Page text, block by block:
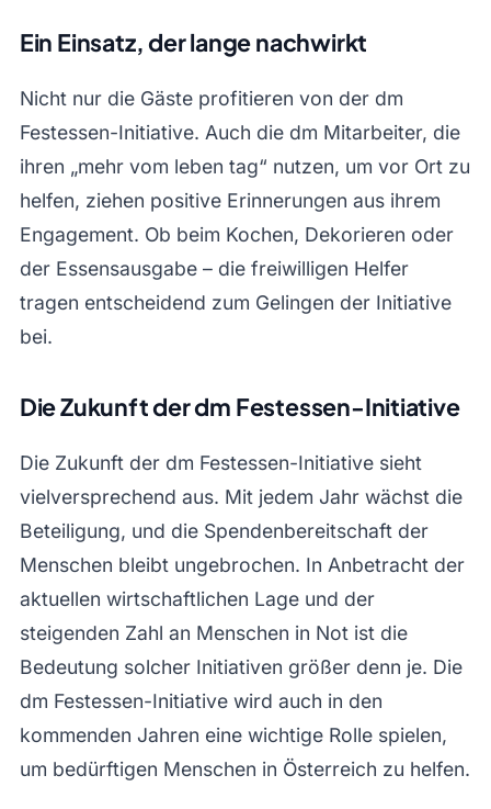
Ein Einsatz, der lange nachwirkt
Nicht nur die Gäste profitieren von der dm
Festessen-Initiative. Auch die dm Mitarbeiter, die
ihren „mehr vom leben tag“ nutzen, um vor Ort zu
helfen, ziehen positive Erinnerungen aus ihrem
Engagement. Ob beim Kochen, Dekorieren oder
der Essensausgabe – die freiwilligen Helfer
tragen entscheidend zum Gelingen der Initiative
bei.
Die Zukunft der dm Festessen-Initiative
Die Zukunft der dm Festessen-Initiative sieht
vielversprechend aus. Mit jedem Jahr wächst die
Beteiligung, und die Spendenbereitschaft der
Menschen bleibt ungebrochen. In Anbetracht der
aktuellen wirtschaftlichen Lage und der
steigenden Zahl an Menschen in Not ist die
Bedeutung solcher Initiativen größer denn je. Die
dm Festessen-Initiative wird auch in den
kommenden Jahren eine wichtige Rolle spielen,
um bedürftigen Menschen in Österreich zu helfen.